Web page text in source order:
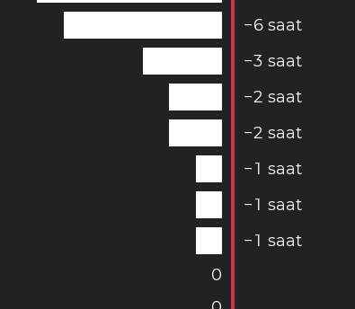
−6 saat
−3 saat
−2 saat
−2 saat
−1 saat
−1 saat
−1 saat
0